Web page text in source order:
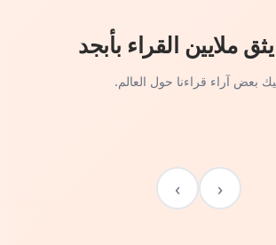
ملايين القراء بأبجد
بعض آراء قراءنا حول العالم.
‹
›